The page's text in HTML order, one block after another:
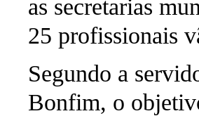
as secretarias
25 profissionais
Segundo a
Bonfim, o